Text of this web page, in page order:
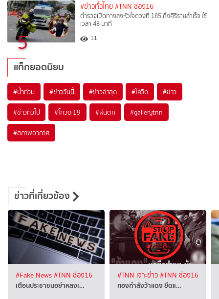
5
#ข่าวทั่วไทย #TNN ช่อง16
ตำรวจเปิดทางส่งหัวใจดวงที่ 185 ถึงศิริราชสำเร็จ ใช้
เวลา 48 นาที
11
แท็กยอดนิยม
#น้ำท่วม #ข่าววันนี้ #ข่าวล่าสุด #โควิด #ข่าว
#ข่าวทั่วไป #โควิด-19 #ฝนตก #gallerytnn
#สภาพอากาศ
ข่าวที่เกี่ยวข้อง
#Fake News#TNN ช่อง16
เตือนประชาชนอย่าหลงเ…
#TNN เจาะข่าว#TNN ช่อง16
กองกำลังว้าแดง ยึดแ…